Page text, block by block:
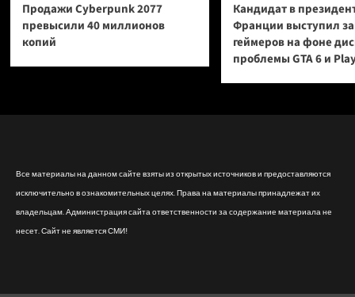
Продажи Cyberpunk 2077
превысили 40 миллионов
копий
Кандидат в
Франции выступил
геймеров на фоне
проблемы GTA 6 и
Все материалы на данном сайте взяты из открытых источников и предоставляются
исключительно в ознакомительных целях. Права на материалы принадлежат их
владельцам. Администрация сайта ответственности за содержание материала не
несет. Сайт не является СМИ!